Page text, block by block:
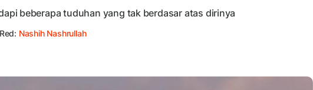
beberapa tuduhan yang tak berdasar atas dirinya
Nashih Nashrullah